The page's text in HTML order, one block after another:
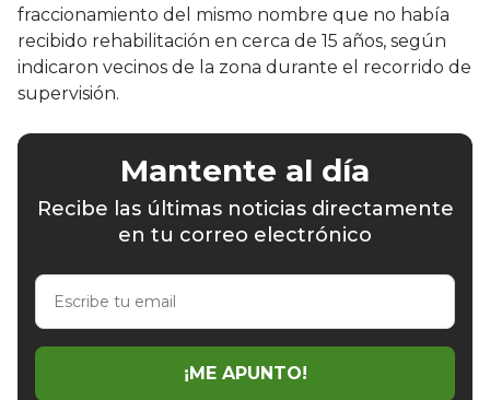
fraccionamiento del mismo nombre que no había
recibido rehabilitación en cerca de 15 años, según
indicaron vecinos de la zona durante el recorrido de
supervisión.
Mantente al día
Recibe las últimas noticias directamente
en tu correo electrónico
Escribe
email
¡ME APUNTO!